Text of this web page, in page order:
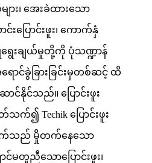
များ၊ အေးခဲထားသော
င်းပြောင်းဖူး၊ ကောက်နှံ
ရွေးချယ်မှုတို့ကို ပုံသဏ္ဍာန်
ရောင်ခွဲခြားခြင်းမှတစ်ဆင့် ထိ
င်နိုင်သည်။ ပြောင်းဖူး
တ်သက်၍ Techik ပြောင်းဖူး
စက်သည် မှိုတက်နေသော
ာင်မတူညီသောပြောင်းဖူး၊